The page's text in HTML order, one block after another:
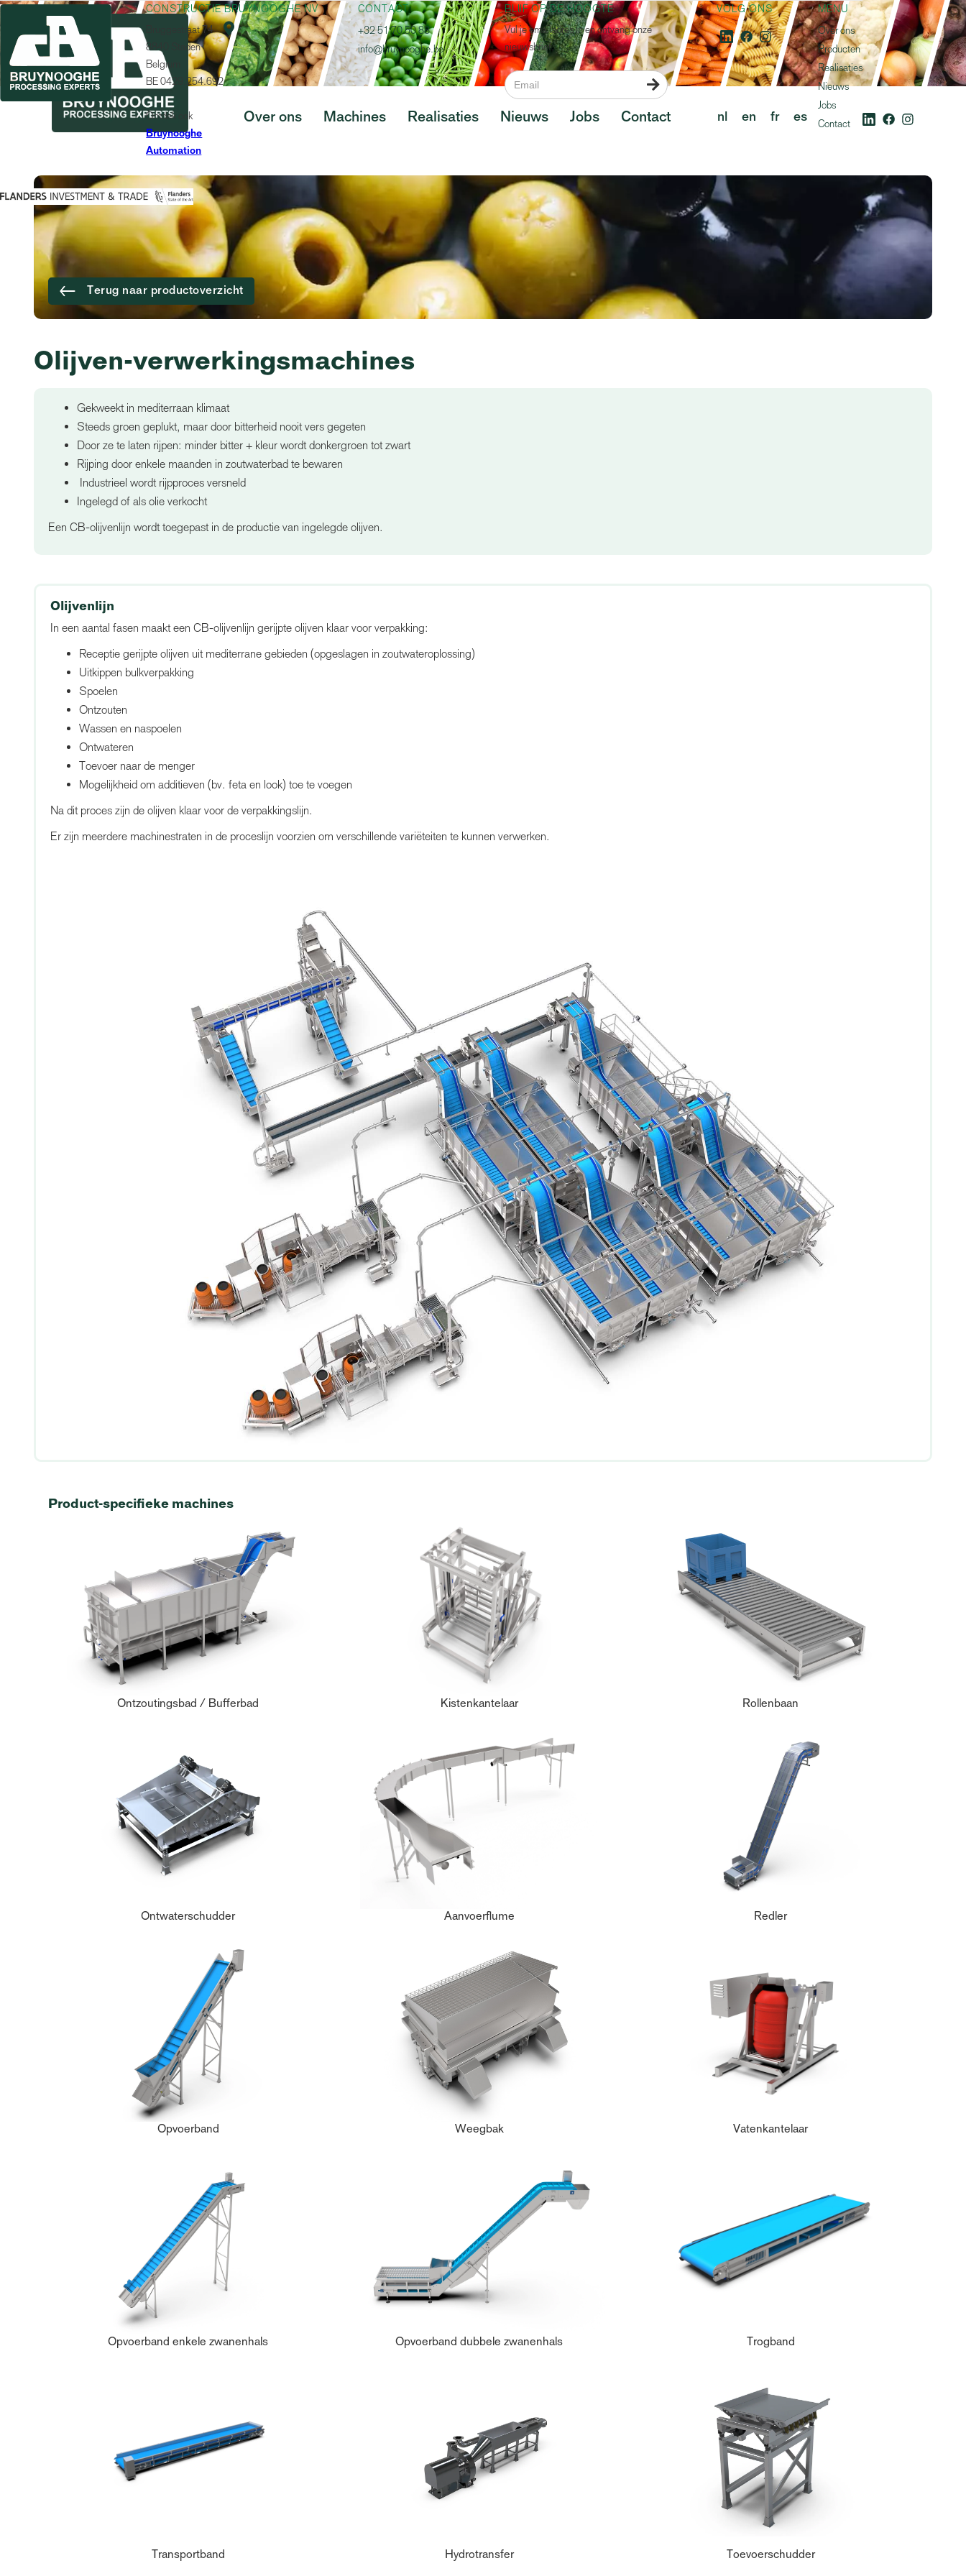
Over ons Machines Realisaties Nieuws Jobs Contact nl en fr es
Terug naar productoverzicht
Olijven-verwerkingsmachines
Gekweekt in mediterraan klimaat
Steeds groen geplukt, maar door bitterheid nooit vers gegeten
Door ze te laten rijpen: minder bitter + kleur wordt donkergroen tot zwart
Rijping door enkele maanden in zoutwaterbad te bewaren
Industrieel wordt rijpproces versneld
Ingelegd of als olie verkocht
Een CB-olijvenlijn wordt toegepast in de productie van ingelegde olijven.
Olijvenlijn
In een aantal fasen maakt een CB-olijvenlijn gerijpte olijven klaar voor verpakking:
Receptie gerijpte olijven uit mediterrane gebieden (opgeslagen in zoutwateroplossing)
Uitkippen bulkverpakking
Spoelen
Ontzouten
Wassen en naspoelen
Ontwateren
Toevoer naar de menger
Mogelijkheid om additieven (bv. feta en look) toe te voegen
Na dit proces zijn de olijven klaar voor de verpakkingslijn.
Er zijn meerdere machinestraten in de proceslijn voorzien om verschillende variëteiten te kunnen verwerken.
Product-specifieke machines
Ontzoutingsbad / Bufferbad Kistenkantelaar Rollenbaan
Ontwaterschudder Aanvoerflume Redler
Opvoerband Weegbak Vatenkantelaar
Opvoerband enkele zwanenhals Opvoerband dubbele zwanenhals Trogband
Transportband Hydrotransfer Toevoerschudder
CONSTRUCTIE BRUYNOOGHE NV
Bruggestraat 74
8840 Staden
Belgium
BE 0429.254.692
Ontdek ook
Bruynooghe
Automation

CONTACT
+32 51 70 50 88
info@bruynooghe.be
BLIJF OP DE HOOGTE
Vul je emailadres in en ontvang onze
nieuwsbrief.

VOLG ONS
MENU
Over ons
Producten
Realisaties
Nieuws
Jobs
Contact